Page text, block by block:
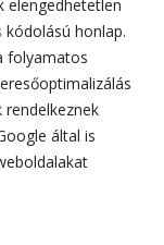
elengedhetetlen
honlap.
folyamatos
által is